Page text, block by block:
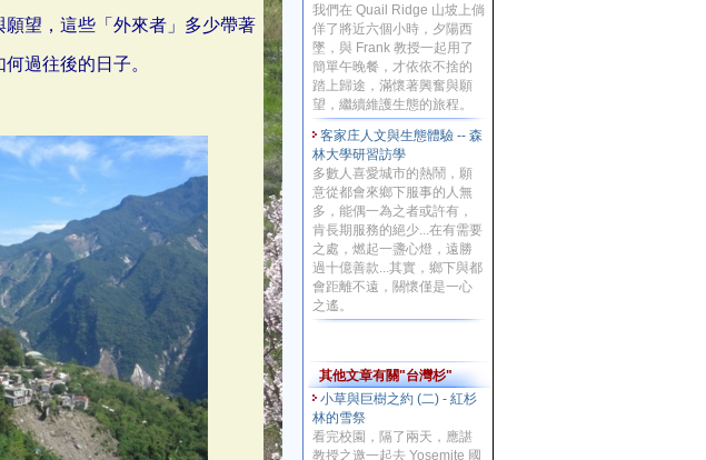
望，這些「外來者」多少帶著
過往後的日子。
我們在 Quail Ridge 山坡上倘
佯了將近六個小時，夕陽西
墜，與 Frank 教授一起用了
簡單午晚餐，才依依不捨的
踏上歸途，滿懷著興奮與願
望，繼續維護生態的旅程。
客家庄人文與生態體驗 -- 森
林大學研習訪學
多數人喜愛城市的熱鬧，願
意從都會來鄉下服事的人無
多，能偶一為之者或許有，
肯長期服務的絕少...在有需要
之處，燃起一盞心燈，遠勝
過十億善款...其實，鄉下與都
會距離不遠，關懷僅是一心
之遙。
其他文章有關"台灣杉"
小草與巨樹之約 (二) - 紅杉
林的雪祭
看完校園，隔了兩天，應諶
教授之邀一起去 Yosemite 國